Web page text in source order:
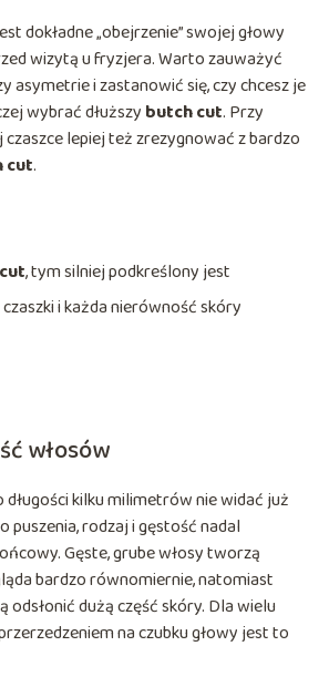
dokładne „obejrzenie” swojej głowy
wizytą u fryzjera. Warto zauważyć
asymetrie i zastanowić się, czy chcesz je
wybrać dłuższy butch cut. Przy
lepiej też zrezygnować z bardzo
cut.
, tym silniej podkreślony jest
i każda nierówność skóry
włosów
długości kilku milimetrów nie widać już
puszenia, rodzaj i gęstość nadal
Gęste, grube włosy tworzą
bardzo równomiernie, natomiast
odsłonić dużą część skóry. Dla wielu
na czubku głowy jest to